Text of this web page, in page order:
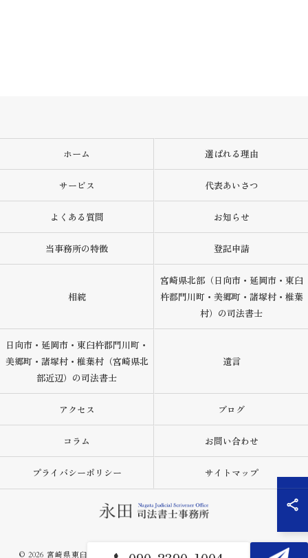
ホーム 選ばれる理由
サービス 代表あいさつ
よくある質問 お知らせ
当事務所の特徴 登記申請
相続
宮崎県北部（日向市・延岡市・東臼
杵郡門川町・美郷町・諸塚村・椎葉
村）の司法書士
日向市・延岡市・東臼杵郡門川町・
美郷町・諸塚村・椎葉村（宮崎県北
部近辺）の司法書士
遺言
アクセス ブログ
コラム お問い合わせ
プライバシーポリシー サイトマップ
© 2026 宮崎県東臼杵郡の司法書士なら永田司法書士事務所 ALL RIGHTS